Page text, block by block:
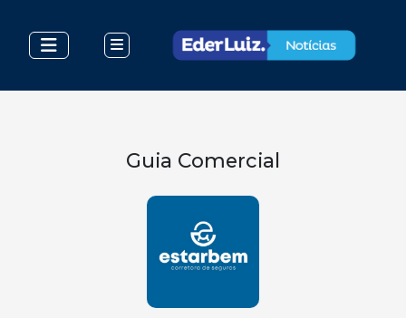
Guia Comercial